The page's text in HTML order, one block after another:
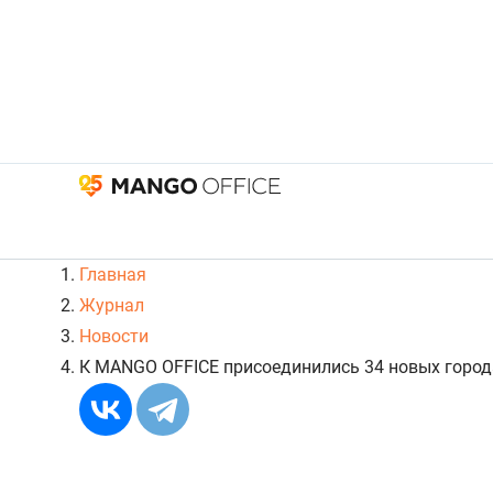
Главная
Журнал
Новости
К MANGO OFFICE присоединились 34 новых